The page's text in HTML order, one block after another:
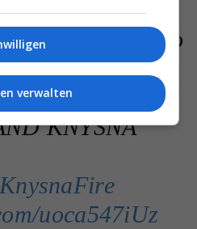
been
not return to
BETWEEN
KNYSNA
uoca547iUz
verwalten